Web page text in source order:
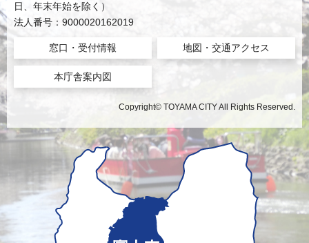
日、年末年始を除く）
法人番号：9000020162019
窓口・受付情報 地図・交通アクセス
本庁舎案内図
Copyright© TOYAMA CITY All Rights Reserved.